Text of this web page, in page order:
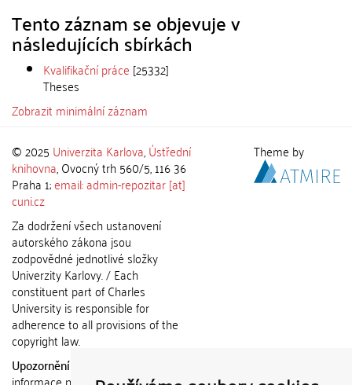
Tento záznam se objevuje v
následujících sbírkách
Kvalifikační práce [25332]
Theses
Zobrazit minimální záznam
© 2025 Univerzita Karlova,Ústřední
knihovna, Ovocný trh 560/5, 116 36
Praha 1;email: admin-repozitar [at]
cuni.cz
Za dodržení všech ustanovení
autorského zákona jsou
zodpovědné jednotlivé složky
Univerzity Karlovy. / Each
constituent part of Charles
University is responsible for
adherence to all provisions of the
copyright law.
Upozornění / Notice:
Theme by